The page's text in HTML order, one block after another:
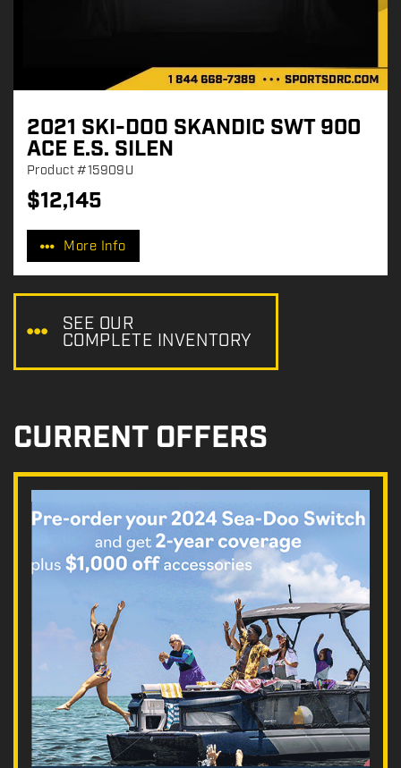
2021 SKI-DOO SKANDIC SWT 900
ACE E.S. SILEN
Product#15909U
P
r
c
$12,145
More Info
SEE OUR
COMPLETE INVENTORY
CURRENT OFFERS